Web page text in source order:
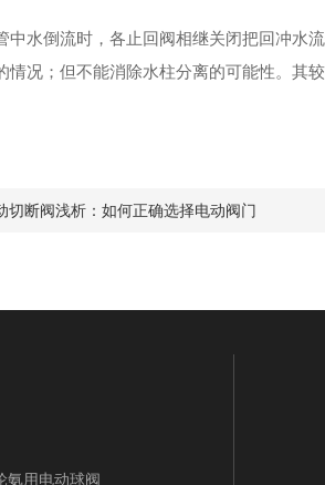
水倒流时，各止回阀相继关闭把回冲水
况；但不能消除水柱分离的可能性。其
切断阀浅析：如何正确选择电动阀门
氨用电动球阀